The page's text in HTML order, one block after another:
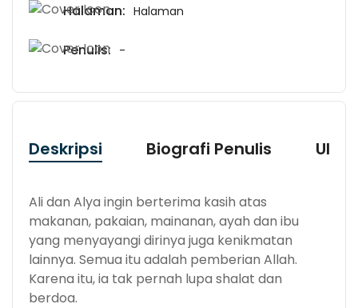
Halaman: Halaman
Penulis: -
Deskripsi Biografi Penulis
Ali dan Alya ingin berterima kasih atas
makanan, pakaian, mainanan, ayah dan ibu
yang menyayangi dirinya juga kenikmatan
lainnya. Semua itu adalah pemberian Allah.
Karena itu, ia tak pernah lupa shalat dan
berdoa.